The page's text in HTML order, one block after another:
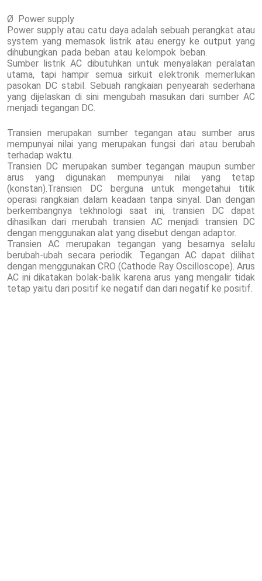
Ø Power supply
Power supply atau catu daya adalah sebuah perangkat atau
system yang memasok listrik atau energy ke output yang
dihubungkan pada beban atau kelompok beban.
Sumber listrik AC dibutuhkan untuk menyalakan peralatan
utama, tapi hampir semua sirkuit elektronik memerlukan
pasokan DC stabil. Sebuah rangkaian penyearah sederhana
yang dijelaskan di sini mengubah masukan dari sumber AC
menjadi tegangan DC.
Transien merupakan sumber tegangan atau sumber arus
mempunyai nilai yang merupakan fungsi dari atau berubah
terhadap waktu.
Transien DC merupakan sumber tegangan maupun sumber
arus yang digunakan mempunyai nilai yang tetap
(konstan).Transien DC berguna untuk mengetahui titik
operasi rangkaian dalam keadaan tanpa sinyal. Dan dengan
berkembangnya tekhnologi saat ini, transien DC dapat
dihasilkan dari merubah transien AC menjadi transien DC
dengan menggunakan alat yang disebut dengan adaptor.
Transien AC merupakan tegangan yang besarnya selalu
berubah-ubah secara periodik. Tegangan AC dapat dilihat
dengan menggunakan CRO (Cathode Ray Oscilloscope). Arus
AC ini dikatakan bolak-balik karena arus yang mengalir tidak
tetap yaitu dari positif ke negatif dan dari negatif ke positif.